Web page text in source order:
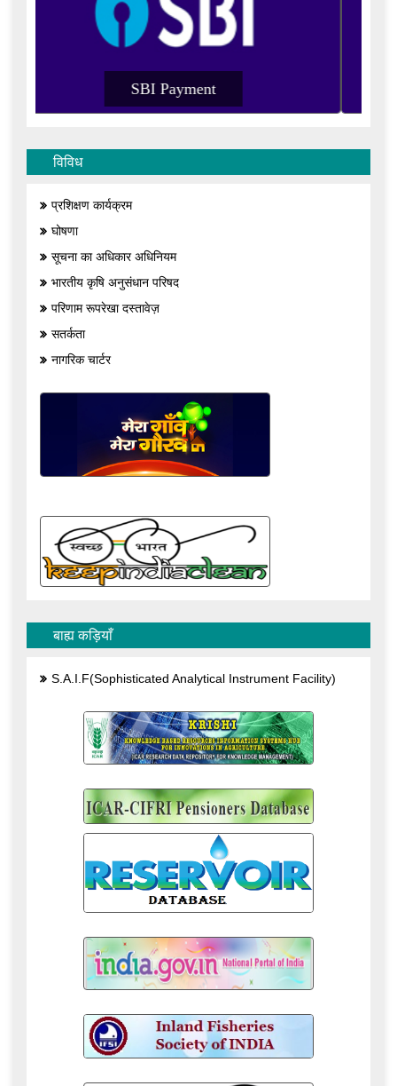
SBI Payment
विविध
प्रशिक्षण कार्यक्रम
घोषणा
सूचना का अधिकार अधिनियम
भारतीय कृषि अनुसंधान परिषद
परिणाम रूपरेखा दस्तावेज़
सतर्कता
नागरिक चार्टर
बाह्य कड़ियाँ
S.A.I.F(Sophisticated Analytical Instrument Facility)